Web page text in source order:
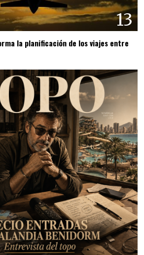
13
la planificación de los viajes entre